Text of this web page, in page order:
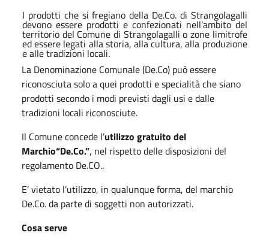
I prodotti che si fregiano della De.Co. di Strangolagalli
devono essere prodotti e confezionati nell’ambito del
territorio del Comune di Strangolagalli o zone limitrofe
ed essere legati alla storia, alla cultura, alla produzione
e alle tradizioni locali.
La Denominazione Comunale (De.Co) può essere
riconosciuta solo a quei prodotti e specialità che siano
prodotti secondo i modi previsti dagli usi e dalle
tradizioni locali riconosciute.
Il Comune concede l’utilizzo gratuito del
Marchio“De.Co.”, nel rispetto delle disposizioni del
regolamento De.CO..
E’ vietato l’utilizzo, in qualunque forma, del marchio
De.Co. da parte di soggetti non autorizzati.
Cosa serve